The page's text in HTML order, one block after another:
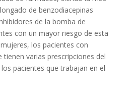
de benzodiacepinas
de la bomba de
con un mayor riesgo de esta
los pacientes con
varias prescripciones del
pacientes que trabajan en el